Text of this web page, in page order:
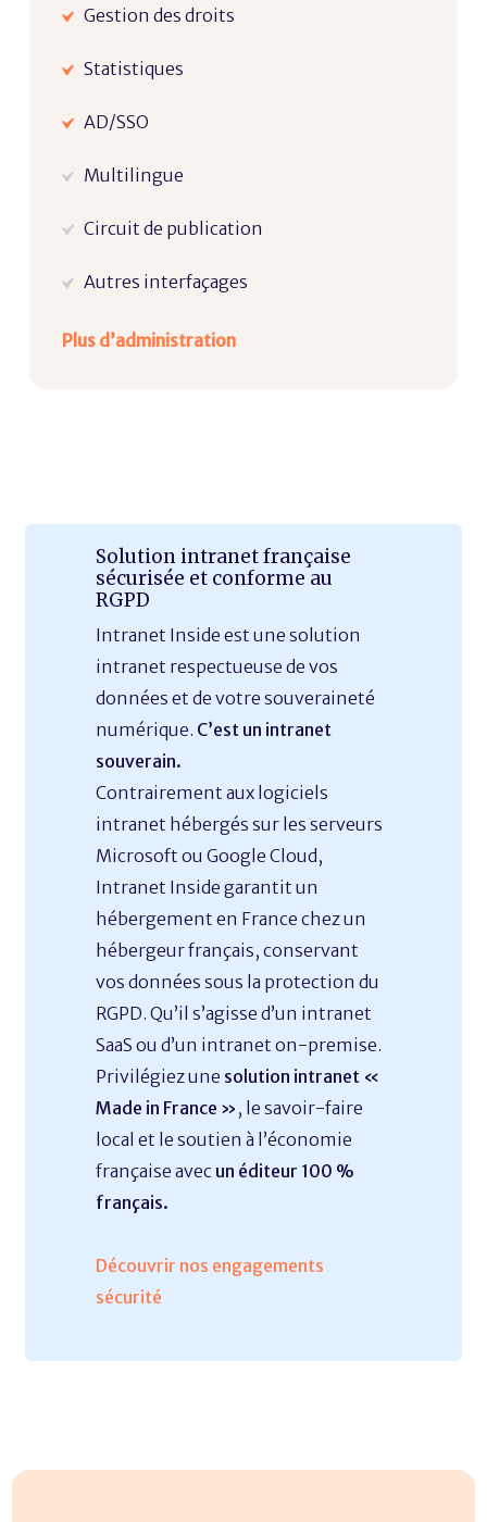
Gestion des droits
Statistiques
AD/SSO
Multilingue
Circuit de publication
Autres interfaçages
Plus d’administration
Solution intranet française
sécurisée et conforme au
RGPD
Intranet Inside est une solution
intranet respectueuse de vos
données et de votre souveraineté
numérique. C’est un intranet
souverain.
Contrairement aux logiciels
intranet hébergés sur les serveurs
Microsoft ou Google Cloud,
Intranet Inside garantit un
hébergement en France chez un
hébergeur français, conservant
vos données sous la protection du
RGPD. Qu’il s’agisse d’un intranet
SaaS ou d’un intranet on-premise.
Privilégiez une solution intranet «
Made in France » , le savoir-faire
local et le soutien à l’économie
française avec un éditeur 100 %
français.
Découvrir nos engagements
sécurité